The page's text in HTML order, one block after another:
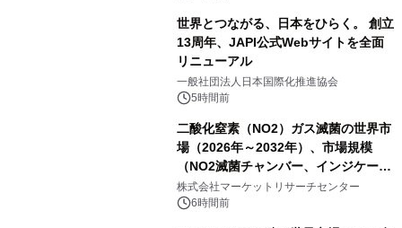
世界とつながる、日本をひらく。 創立
13周年、JAPI公式Webサイトを全面
リニューアル
一般社団法人日本国際化推進協会
5時間前
二酸化窒素（NO2）ガス滅菌の世界市
場（2026年～2032年）、市場規模
（NO2滅菌チャンバー、インジケータ
ーおよびモニタリングシステム、その
他）・分析レポートを発表
株式会社マーケットリサーチセンター
6時間前